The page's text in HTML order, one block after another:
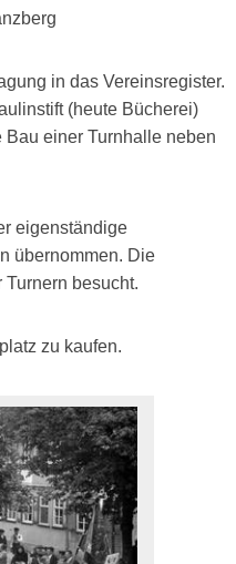
in das Vereinsregister.
(heute Bücherei)
einer Turnhalle neben
eigenständige
übernommen. Die
besucht.
zu kaufen.